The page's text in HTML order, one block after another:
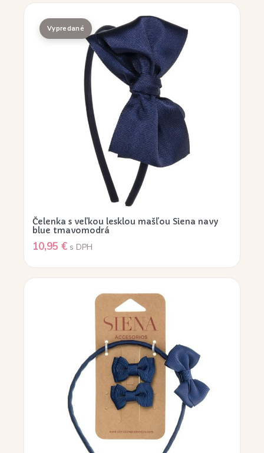
Čelenka s veľkou lesklou mašľou Siena navy
blue tmavomodrá
10,95 € s DPH